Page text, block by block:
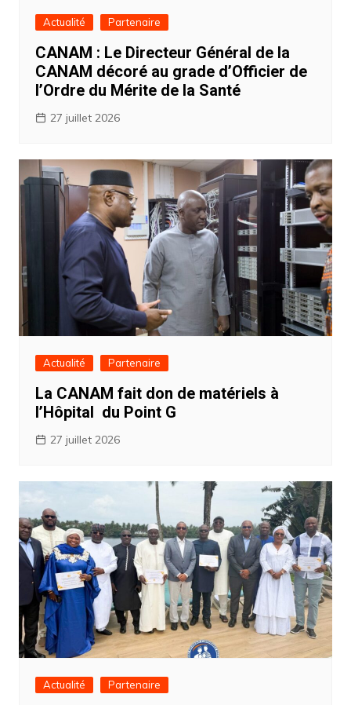
Actualité Partenaire
CANAM : Le Directeur Général de la
CANAM décoré au grade d’Officier de
l’Ordre du Mérite de la Santé
27 juillet 2026
Actualité Partenaire
La CANAM fait don de matériels à
l’Hôpital du Point G
27 juillet 2026
Actualité Partenaire